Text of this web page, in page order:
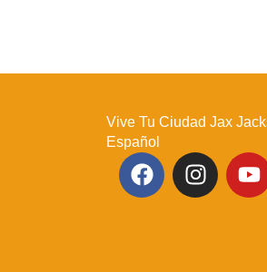
Vive Tu Ciudad Jax
Español